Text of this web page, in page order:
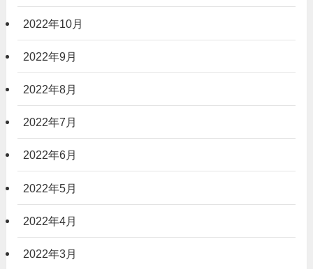
2022年10月
2022年9月
2022年8月
2022年7月
2022年6月
2022年5月
2022年4月
2022年3月